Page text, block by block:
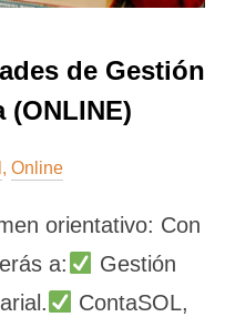
de Gestión
, Online
orientativo: Con
a:
Gestión
ContaSOL,